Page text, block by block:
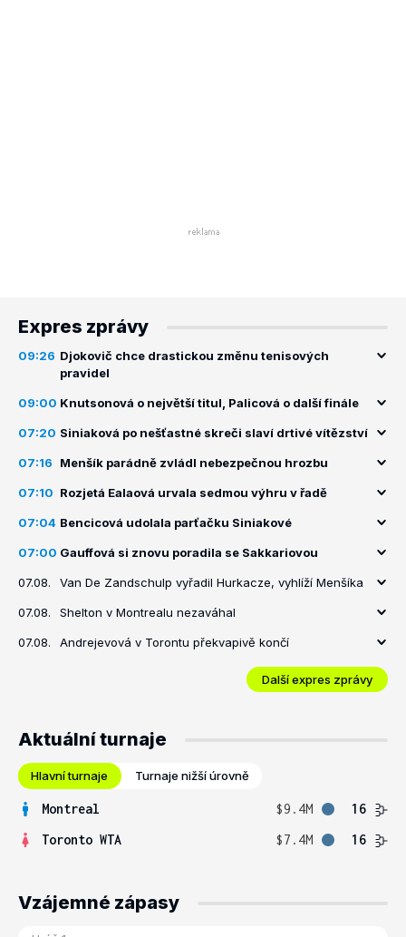
Expres zprávy
09:26 Djokovič chce drastickou změnu tenisových
pravidel
09:00 Knutsonová o největší titul, Palicová o další finále
07:20 Siniaková po nešťastné skreči slaví drtivé vítězství
07:16 Menšík parádně zvládl nebezpečnou hrozbu
07:10 Rozjetá Ealaová urvala sedmou výhru v řadě
07:04 Bencicová udolala parťačku Siniakové
07:00 Gauffová si znovu poradila se Sakkariovou
07.08. Van De Zandschulp vyřadil Hurkacze, vyhlíží Menšíka
07.08. Shelton v Montrealu nezaváhal
07.08. Andrejevová v Torontu překvapivě končí
Další expres zprávy
Aktuální turnaje
Hlavní turnaje Turnaje nižší úrovně
Montreal $9.4M
16
Toronto WTA
$7.4M 16
Vzájemné zápasy